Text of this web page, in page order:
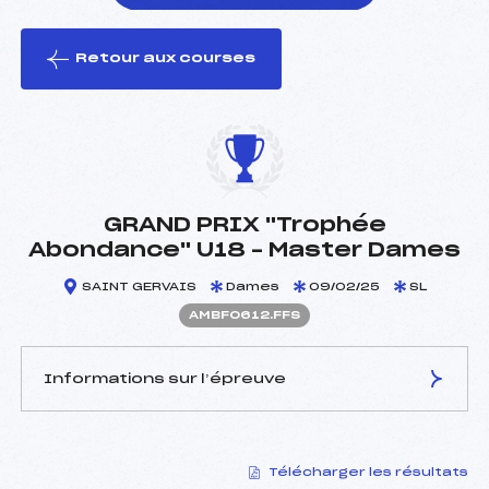
le ski
Retour aux courses
GRAND PRIX "Trophée
Abondance" U18 – Master Dames
SAINT GERVAIS Dames 09/02/25 SL
AMBF0612.FFS
Informations sur l’épreuve
RIGOLE FABIEN (MB)
Télécharger les résultats